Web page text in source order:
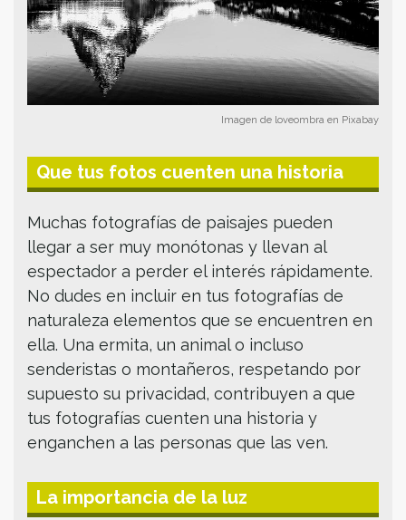
Imagen de loveombra en Pixabay
Que tus fotos cuenten una historia
Muchas fotografías de paisajes pueden
llegar a ser muy monótonas y llevan al
espectador a perder el interés rápidamente.
No dudes en incluir en tus fotografías de
naturaleza elementos que se encuentren en
ella. Una ermita, un animal o incluso
senderistas o montañeros, respetando por
supuesto su privacidad, contribuyen a que
tus fotografías cuenten una historia y
enganchen a las personas que las ven.
La importancia de la luz